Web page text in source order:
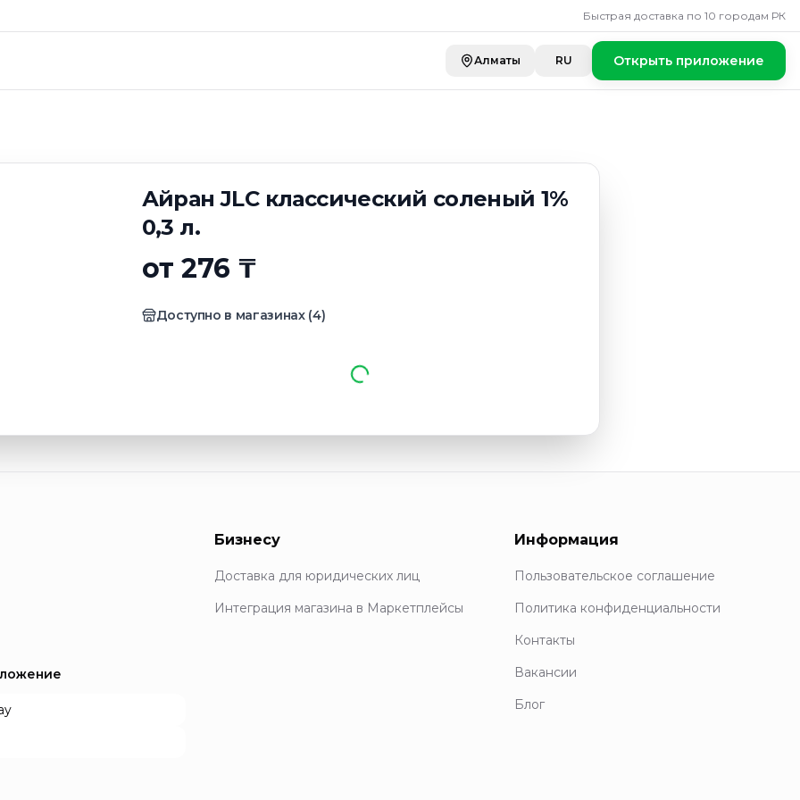
Быстрая доставка по 10 городам РК
Алматы RU Открыть приложение
Айран JLC классический соленый 1%
0,3 л.
от 276 ₸
Доступно в магазинах(4)
соленый 1% 0,3 л.
Бизнесу
Доставка для юридических лиц
Интеграция магазина в Маркетплейсы
Информация
Пользовательское соглашение
Политика конфиденциальности
Контакты
Вакансии
Блог